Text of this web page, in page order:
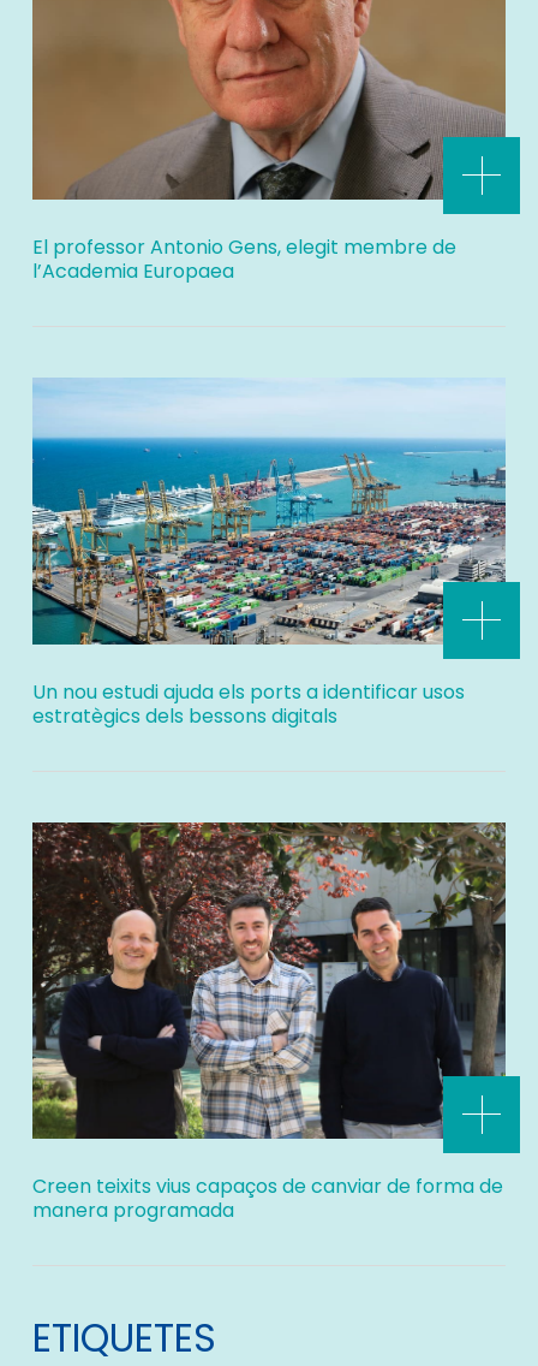
El professor Antonio Gens, elegit membre de
l’Academia Europaea
Un nou estudi ajuda els ports a identificar usos
estratègics dels bessons digitals
Creen teixits vius capaços de canviar de forma de
manera programada
ETIQUETES